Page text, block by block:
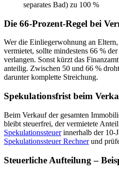
separates Bad) zu 100 %
Die 66-Prozent-Regel bei
Wer die Einliegerwohnung an
vermietet, sollte mindestens 66 %
verlangen. Sonst kürzt das
anteilig. Zwischen 50 und 66 %
darunter komplette Streichung.
Spekulationsfrist beim
Beim Verkauf der gesamten
bleibt steuerfrei, der vermietete
Spekulationssteuerinnerhalb der 10-
Spekulationssteuer Rechnerund
Steuerliche Aufteilung –